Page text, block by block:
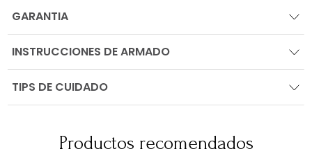
GARANTIA
INSTRUCCIONES DE ARMADO
TIPS DE CUIDADO
Productos recomendados